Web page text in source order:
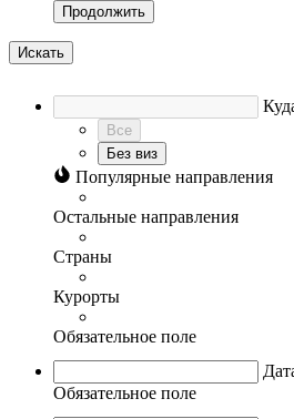
Продолжить
Искать
Все
Без виз
Популярные направления
Остальные направления
Страны
Курорты
Обязательное поле
Обязательное поле